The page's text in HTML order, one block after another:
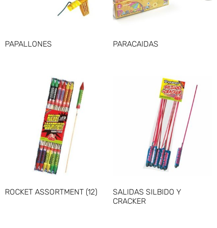
PAPALLONES PARACAIDAS
ROCKET ASSORTMENT (12)
SALIDAS SILBIDO Y
CRACKER